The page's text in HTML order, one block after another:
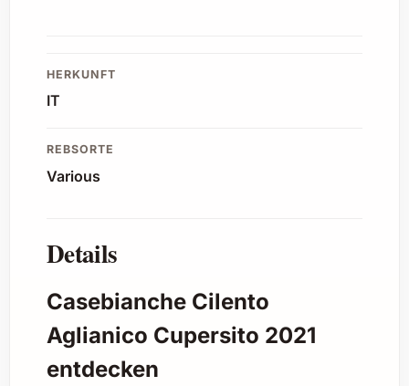
HERKUNFT
IT
REBSORTE
Various
Details
Casebianche Cilento
Aglianico Cupersito 2021
entdecken